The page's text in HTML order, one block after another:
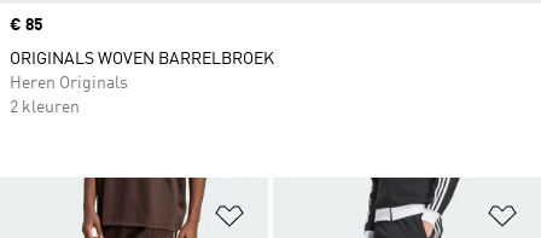
Op verlanglijst zetten
Price
€ 85
ORIGINALS WOVEN BARRELBROEK
Heren Originals
2 kleuren